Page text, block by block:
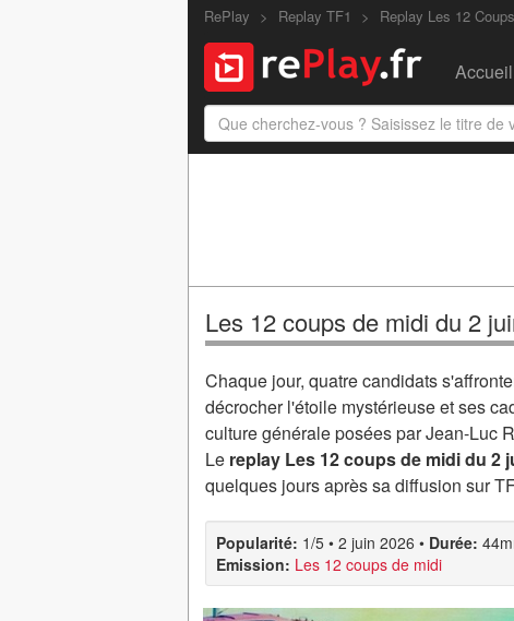
RePlay Replay TF1 Replay Les 12
Accueil
Les 12 coups de midi du 2
Chaque jour, quatre candidats
décrocher l'étoile mystérieuse et ses
culture générale posées par Jean-Luc
Le replay Les 12 coups de midi du 2
quelques jours après sa diffusion sur
Popularité: 1/5 • 2 juin 2026 • Durée:
Emission: Les 12 coups de midi